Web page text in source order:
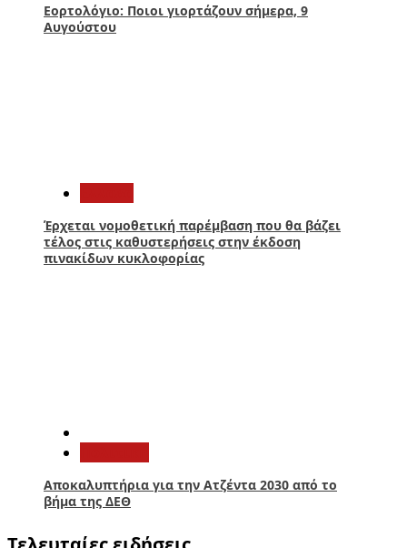
Εορτολόγιο: Ποιοι γιορτάζουν σήμερα, 9
Αυγούστου
Έρχεται νομοθετική παρέμβαση που θα βάζει
τέλος στις καθυστερήσεις στην έκδοση
πινακίδων κυκλοφορίας
Αποκαλυπτήρια για την Ατζέντα 2030 από το
βήμα της ΔΕΘ